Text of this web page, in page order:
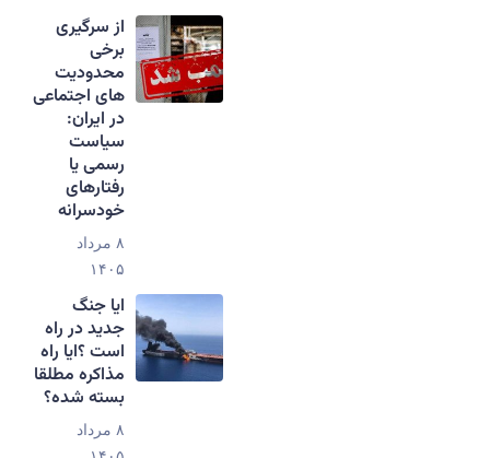
از سرگیری
برخی
محدودیت
های اجتماعی
در ایران:
سیاست
رسمی یا
رفتارهای
خودسرانه
۸ مرداد
۱۴۰۵
ایا جنگ
جدید در راه
است ؟ایا راه
مذاکره مطلقا
بسته شده؟
۸ مرداد